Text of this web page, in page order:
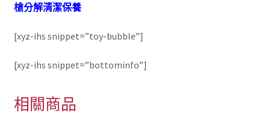
槍分解清潔保養
[xyz-ihs snippet=”toy-bubble”]
[xyz-ihs snippet=”bottominfo”]
相關商品